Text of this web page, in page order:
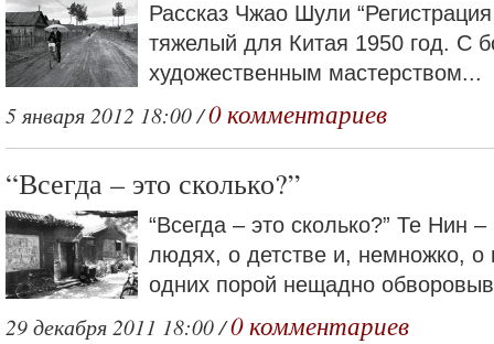
Рассказ Чжао Шули
тяжелый для Китая 1950 год. С
художественным мастерством...
5 января 2012 18:00 /0 комментариев
“Всегда – это сколько?”
“Всегда – это сколько?” Те Нин
людях, о детстве и, немножко, о
одних порой нещадно
29 декабря 2011 18:00 /0 комментариев